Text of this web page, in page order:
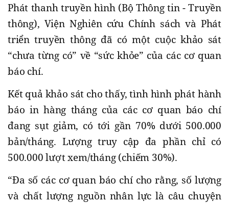
Phát thanh truyền hình (Bộ Thông tin - Truyền
thông), Viện Nghiên cứu Chính sách và Phát
triển truyền thông đã có một cuộc khảo sát
“chưa từng có” về “sức khỏe” của các cơ quan
báo chí.
Kết quả khảo sát cho thấy, tình hình phát hành
báo in hàng tháng của các cơ quan báo chí
đang sụt giảm, có tới gần 70% dưới 500.000
bản/tháng. Lượng truy cập đa phần chỉ có
500.000 lượt xem/tháng (chiếm 30%).
“Đa số các cơ quan báo chí cho rằng, số lượng
và chất lượng nguồn nhân lực là câu chuyện